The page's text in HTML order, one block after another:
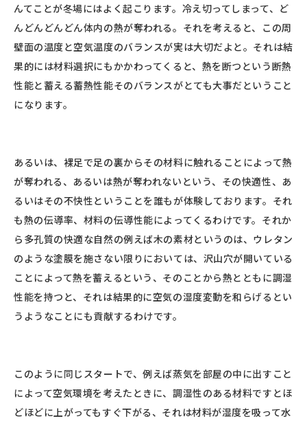
んてことが冬場にはよく起こります。冷え切ってしまって、ど
んどんどんどん体内の熱が奪われる。それを考えると、この周
壁面の温度と空気温度のバランスが実は大切だよと。それは結
果的には材料選択にもかかわってくると、熱を断つという断熱
性能と蓄える蓄熱性能そのバランスがとても大事だということ
になります。
あるいは、裸足で足の裏からその材料に触れることによって熱
が奪われる、あるいは熱が奪われないという、その快適性、あ
るいはその不快性ということを誰もが体験しております。それ
も熱の伝導率、材料の伝導性能によってくるわけです。それか
ら多孔質の快適な自然の例えば木の素材というのは、ウレタン
のような塗膜を施さない限りにおいては、沢山穴が開いている
ことによって熱を蓄えるという、そのことから熱とともに調湿
性能を持つと、それは結果的に空気の湿度変動を和らげるとい
うようなことにも貢献するわけです。
このように同じスタートで、例えば蒸気を部屋の中に出すこと
によって空気環境を考えたときに、調湿性のある材料ですとほ
どほどに上がってもすぐ下がる、それは材料が湿度を吸って水